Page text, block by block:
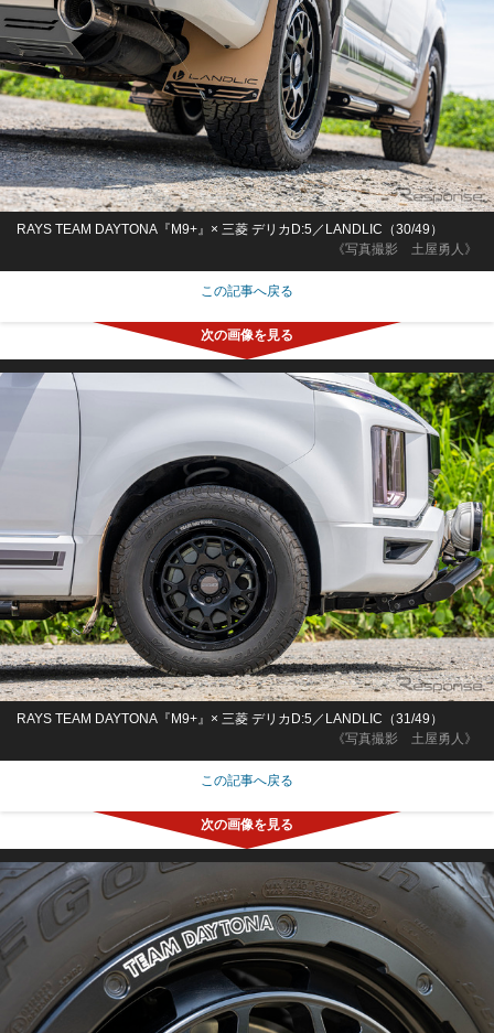
《写真撮影 土屋勇人》
RAYS TEAM DAYTONA『M9+』× 三菱 デリカD:5／LANDLIC（30/49）
この記事へ戻る
《写真撮影 土屋勇人》
RAYS TEAM DAYTONA『M9+』× 三菱 デリカD:5／LANDLIC（31/49）
この記事へ戻る